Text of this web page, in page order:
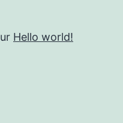
Hello world!